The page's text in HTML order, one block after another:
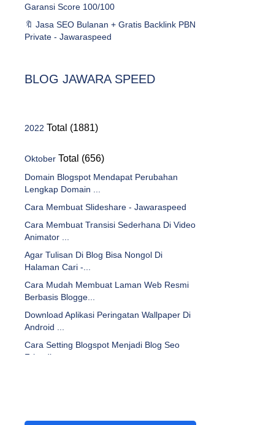
Garansi Score 100/100
🔖 Jasa SEO Bulanan + Gratis Backlink PBN
Private - Jawaraspeed
BLOG JAWARA SPEED
2022 Total (1881)
Oktober Total (656)
Domain Blogspot Mendapat Perubahan
Lengkap Domain ...
Cara Membuat Slideshare - Jawaraspeed
Cara Membuat Transisi Sederhana Di Video
Animator ...
Agar Tulisan Di Blog Bisa Nongol Di
Halaman Cari -...
Cara Mudah Membuat Laman Web Resmi
Berbasis Blogge...
Download Aplikasi Peringatan Wallpaper Di
Android ...
Cara Setting Blogspot Menjadi Blog Seo
Friendly - ...